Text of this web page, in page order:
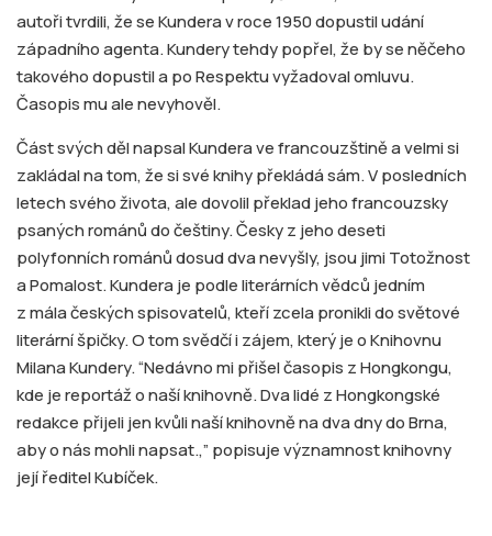
autoři tvrdili, že se Kundera v roce 1950 dopustil udání
západního agenta. Kundery tehdy popřel, že by se něčeho
takového dopustil a po Respektu vyžadoval omluvu.
Časopis mu ale nevyhověl.
Část svých děl napsal Kundera ve francouzštině a velmi si
zakládal na tom, že si své knihy překládá sám. V posledních
letech svého života, ale dovolil překlad jeho francouzsky
psaných románů do češtiny. Česky z jeho deseti
polyfonních románů dosud dva nevyšly, jsou jimi Totožnost
a Pomalost. Kundera je podle literárních vědců jedním
z mála českých spisovatelů, kteří zcela pronikli do světové
literární špičky. O tom svědčí i zájem, který je o Knihovnu
Milana Kundery. “Nedávno mi přišel časopis z Hongkongu,
kde je reportáž o naší knihovně. Dva lidé z Hongkongské
redakce přijeli jen kvůli naší knihovně na dva dny do Brna,
aby o nás mohli napsat.,” popisuje významnost knihovny
její ředitel Kubíček.